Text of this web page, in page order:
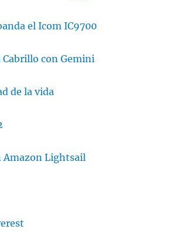
el Icom IC9700
con Gemini
de la vida
Amazon Lightsail